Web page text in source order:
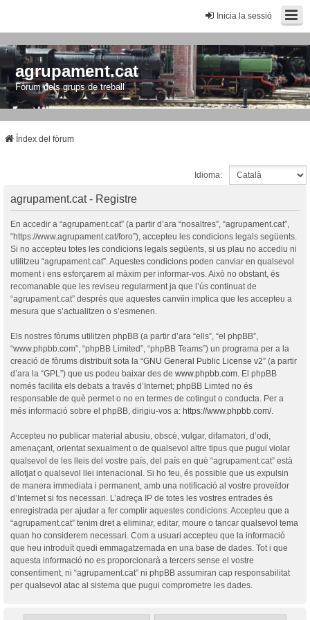
Inicia la sessió
agrupament.cat
Fòrum dels grups de treball
Índex del fòrum
Idioma:
agrupament.cat - Registre
En accedir a “agrupament.cat” (a partir d’ara “nosaltres”, “agrupament.cat”,
“https://www.agrupament.cat/foro”), accepteu les condicions legals següents.
Si no accepteu totes les condicions legals següents, si us plau no accediu ni
utilitzeu “agrupament.cat”. Aquestes condicions poden canviar en qualsevol
moment i ens esforçarem al màxim per informar-vos. Això no obstant, és
recomanable que les reviseu regularment ja que l’ús continuat de
“agrupament.cat” després que aquestes canvïin implica que les accepteu a
mesura que s’actualitzen o s’esmenen.
Els nostres fòrums utilitzen phpBB (a partir d’ara “ells”, “el phpBB”,
“www.phpbb.com”, “phpBB Limited”, “phpBB Teams”) un programa per a la
creació de fòrums distribuït sota la “GNU General Public License v2” (a partir
d’ara la “GPL”) que us podeu baixar des de www.phpbb.com . El phpBB
només facilita els debats a través d’Internet; phpBB Limted no és
responsable de què permet o no en termes de cotingut o conducta. Per a
més informació sobre el phpBB, dirigiu-vos a: https://www.phpbb.com/.
Accepteu no publicar material abusiu, obscè, vulgar, difamatori, d’odi,
amenaçant, orientat sexualment o de qualsevol altre tipus que pugui violar
qualsevol de les lleis del vostre país, del país en què “agrupament.cat” està
allotjat o qualsevol llei intenacional. Si ho feu, és possible que us expulsin
de manera immediata i permanent, amb una notificació al vostre proveïdor
d’Internet si fos necessari. L’adreça IP de totes les vostres entrades és
enregistrada per ajudar a fer complir aquestes condicions. Accepteu que a
“agrupament.cat” tenim dret a eliminar, editar, moure o tancar qualsevol tema
quan ho considerem necessari. Com a usuari accepteu que la informació
que heu introduït quedi emmagatzemada en una base de dades. Tot i que
aquesta informació no es proporcionarà a tercers sense el vostre
consentiment, ni “agrupament.cat” ni phpBB assumiran cap responsabilitat
per qualsevol atac al sistema que pugui comprometre les dades.